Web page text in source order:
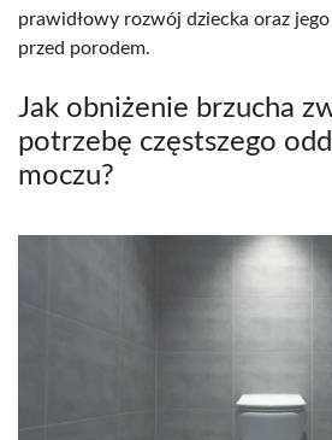
prawidłowy rozwój dziecka oraz
przed porodem.
Jak obniżenie brzucha
potrzebę częstszego
moczu?